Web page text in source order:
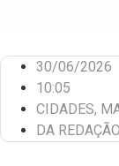
30/06/2026
10:05
CIDADES,
DA REDAÇÃO